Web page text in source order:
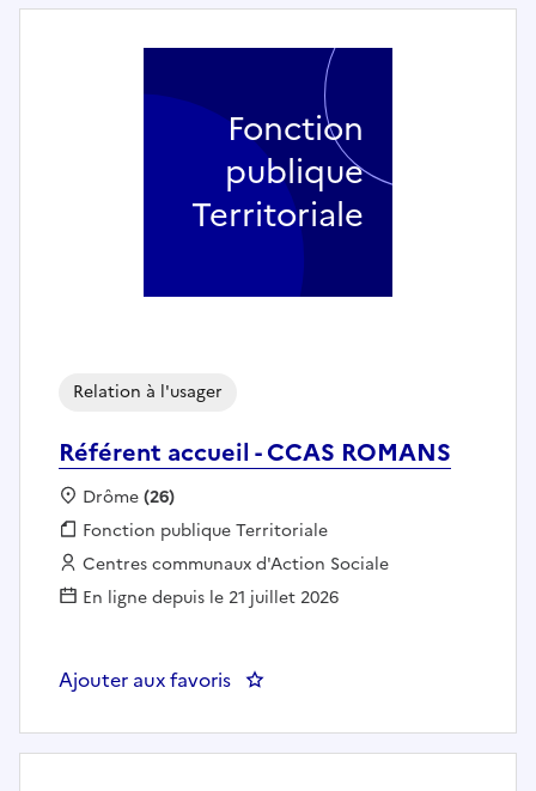
Référent accueil - CCAS ROMANS
Relation à l'usager
Localisation :
Drôme(26)
Fonction publique :
Fonction publique Territoriale
Employeur :
Centres communaux d'Action Sociale
En ligne depuis le 21 juillet 2026
Ajouter aux favoris : Référent accueil - CCAS
Fonction
publique
Territoriale